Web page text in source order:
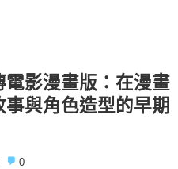
電影漫畫版：在漫畫
與角色造型的早期
0